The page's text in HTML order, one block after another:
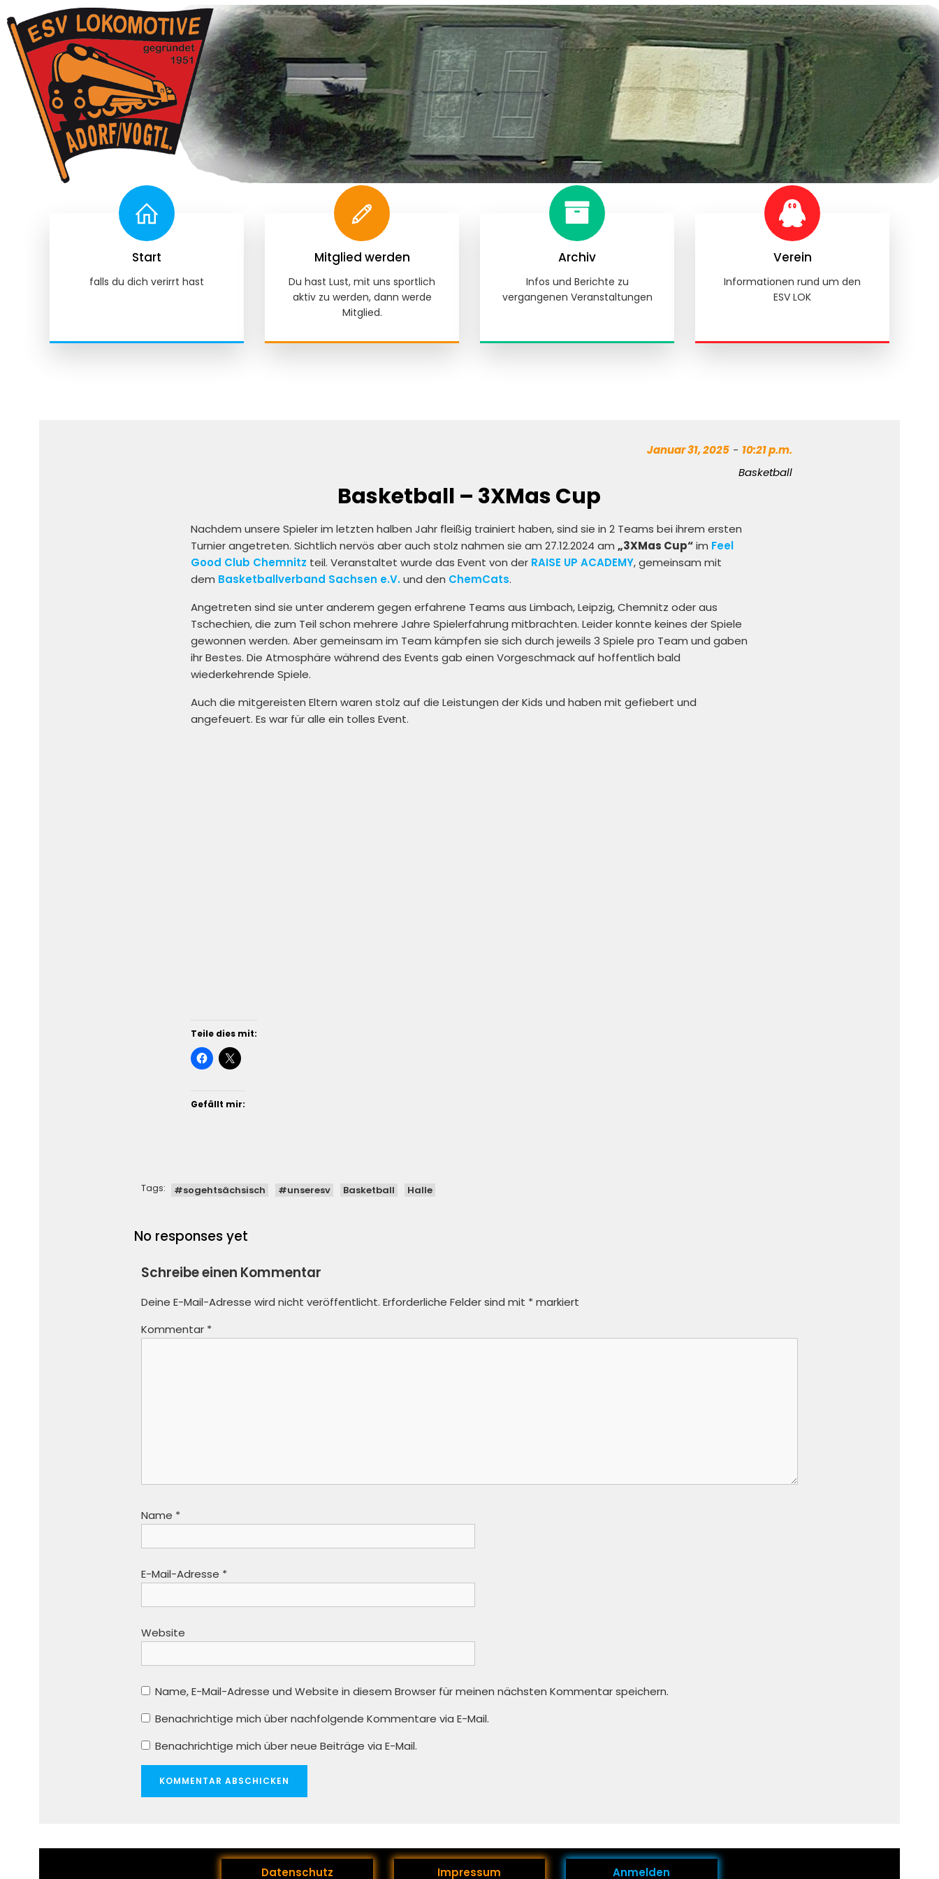
Start
falls du dich verirrt hast
Mitglied werden
Du hast Lust, mit uns sportlich
aktiv zu werden, dann werde
Mitglied.
Archiv
Infos und Berichte zu
vergangenen Veranstaltungen
Verein
Informationen rund um den
ESV LOK
Januar 31, 2025 - 10:21 p.m.
Basketball
Basketball – 3XMas Cup
Nachdem unsere Spieler im letzten halben Jahr fleißig trainiert haben, sind sie in 2 Teams bei ihrem ersten
Turnier angetreten. Sichtlich nervös aber auch stolz nahmen sie am 27.12.2024 am „3XMas Cup“im Feel
Good Club Chemnitz teil. Veranstaltet wurde das Event von der RAISE UP ACADEMY, gemeinsam mit
dem Basketballverband Sachsen e.V.und den ChemCats.
Angetreten sind sie unter anderem gegen erfahrene Teams aus Limbach, Leipzig, Chemnitz oder aus
Tschechien, die zum Teil schon mehrere Jahre Spielerfahrung mitbrachten. Leider konnte keines der Spiele
gewonnen werden. Aber gemeinsam im Team kämpfen sie sich durch jeweils 3 Spiele pro Team und gaben
ihr Bestes. Die Atmosphäre während des Events gab einen Vorgeschmack auf hoffentlich bald
wiederkehrende Spiele.
Auch die mitgereisten Eltern waren stolz auf die Leistungen der Kids und haben mit gefiebert und
angefeuert. Es war für alle ein tolles Event.
Teile dies mit:
Gefällt mir:
Tags: #sogehtsächsisch #unseresv Basketball Halle
No responses yet
Schreibe einen Kommentar
Deine E-Mail-Adresse wird nicht veröffentlicht. Erforderliche Felder sind mit *markiert
Kommentar *
Name *
E-Mail-Adresse *
Website
Name, E-Mail-Adresse und Website in diesem Browser für meinen nächsten Kommentar speichern.
Benachrichtige mich über nachfolgende Kommentare via E-Mail.
Benachrichtige mich über neue Beiträge via E-Mail.
Datenschutz Impressum Anmelden